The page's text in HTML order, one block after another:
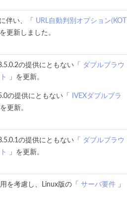
伴い、「 URL自動判別オプション(KOT
更新しました。
の提供にともない「 ダブルブラウ
」を更新。
の提供にともない「 IVEXダブルブラ
更新。
の提供にともない「 ダブルブラウ
」を更新。
を考慮し、Linux版の「 サーバ要件」